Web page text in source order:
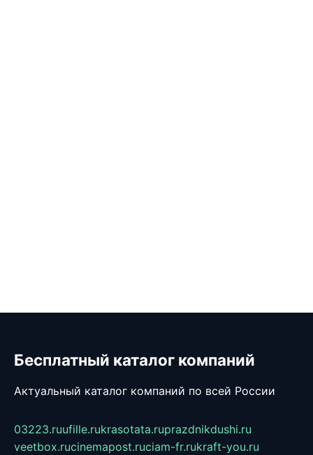
Бесплатный каталог компаний
Актуальный каталог компаний по всей России
03223.ruufille.rukrasotata.ruprazdnikdushi.ru
veetbox.rucinemapost.ruciam-fr.rukraft-you.ru